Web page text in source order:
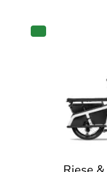
PRODUKT